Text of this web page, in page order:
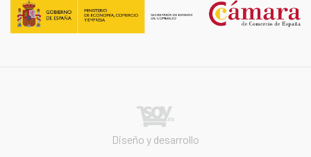
Diseño y desarrollo